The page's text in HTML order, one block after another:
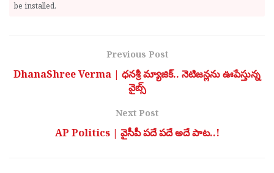
be installed.
Previous Post
DhanaShree Verma | ధనశ్రీ మ్యాజిక్.. నెటిజన్లను ఊపేస్తున్న
వైబ్స్
Next Post
AP Politics | వైసీపీ పదే పదే అదే పాట..!